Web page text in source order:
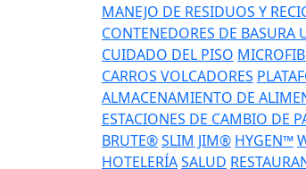
MANEJO DE RESIDUOS Y
CONTENEDORES DE BASURA
CUIDADO DEL PISO
CARROS VOLCADORES
ALMACENAMIENTO DE
ESTACIONES DE CAMBIO DE
BRUTE®SLIM JIM® HYGEN™
HOTELERÍASALUD